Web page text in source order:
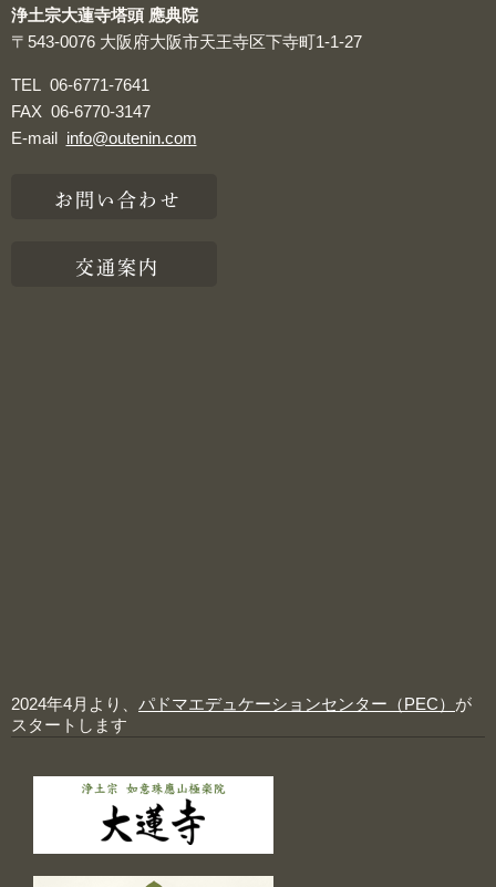
浄土宗大蓮寺塔頭 應典院
〒543-0076 大阪府大阪市天王寺区下寺町1-1-27
TEL 06-6771-7641
FAX 06-6770-3147
E-mail info@outenin.com
お問い合わせ
交通案内
2024年4月より、 パドマエデュケーションセンター（PEC） が
スタートします